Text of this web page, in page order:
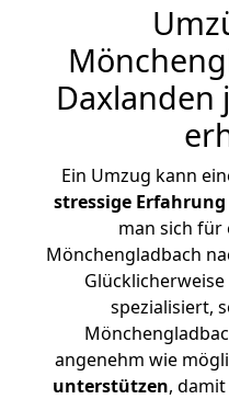
Daxlanden
Ein Umzug kann
stressige Erfahrung
man sich für
Mönchengladbach
spezialisiert,
angenehm wie
unterstützen,